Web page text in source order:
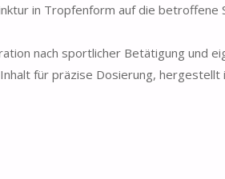
in Tropfenform auf die betroffene
nach sportlicher Betätigung und
für präzise Dosierung, hergestellt